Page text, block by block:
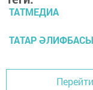
ТАТМЕДИА
ТАТАР ӘЛИФБАСЫ